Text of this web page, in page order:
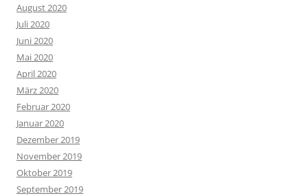
August 2020
Juli 2020
Juni 2020
Mai 2020
April 2020
März 2020
Februar 2020
Januar 2020
Dezember 2019
November 2019
Oktober 2019
September 2019